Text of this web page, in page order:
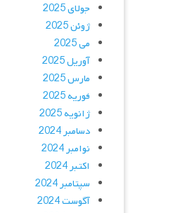
جولای 2025
ژوئن 2025
می 2025
آوریل 2025
مارس 2025
فوریه 2025
ژانویه 2025
دسامبر 2024
نوامبر 2024
اکتبر 2024
سپتامبر 2024
آگوست 2024